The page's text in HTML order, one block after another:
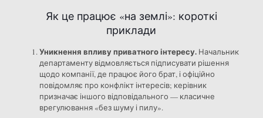
Як це працює «на землі»: короткі
приклади
Уникнення впливу приватного інтересу.Начальник
департаменту відмовляється підписувати рішення
щодо компанії, де працює його брат, і офіційно
повідомляє про конфлікт інтересів; керівник
призначає іншого відповідального — класичне
врегулювання «без шуму і пилу».